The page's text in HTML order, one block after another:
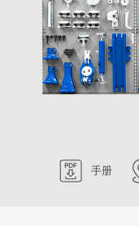
手册